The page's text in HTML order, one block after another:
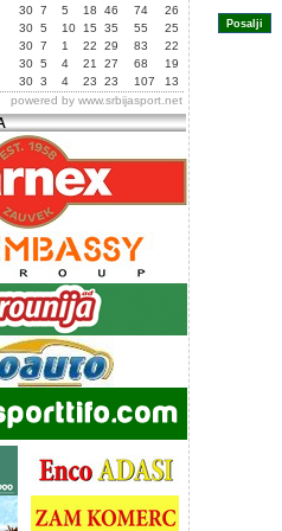
30 7 5 18 46 74
26
30 5 10 15 35 55
25
30 7 1 22 29 83
22
30 5 4 21 27 68
19
30 3 4 23 23 107
13
powered by www.srbijasport.net